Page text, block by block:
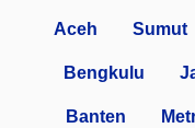
Aceh Sumut
Bengkulu
Banten